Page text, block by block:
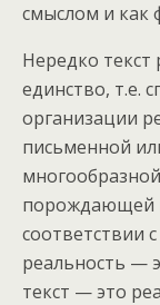
смыслом и как
Нередко текст
единство, т.е.
организации
письменной
порождающей
соответствии
реальность —
текст — это